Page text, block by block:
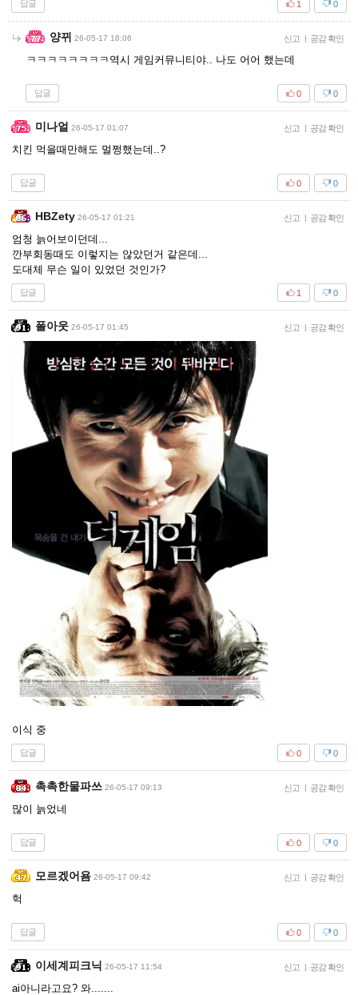
답글 0
1
양뀌 26-05-17 18:06 신고 | 공감 확인
ㅋㅋㅋㅋㅋㅋㅋㅋ역시 게임커뮤니티야.. 나도 어어 했는데
답글 0
0
미나얼 26-05-17 01:07 신고 | 공감 확인
치킨 먹을때만해도 멀쩡했는데..?
답글 0
0
HBZety 26-05-17 01:21 신고 | 공감 확인
엄청 늙어보이던데...
깐부회동때도 이렇지는 않았던거 같은데...
도대체 무슨 일이 있었던 것인가?
답글 0
1
폴아웃 26-05-17 01:45 신고 | 공감 확인
이식 중
답글 0
0
촉촉한물파쓰 26-05-17 09:13 신고 | 공감 확인
많이 늙었네
답글 0
0
모르겠어욤 26-05-17 09:42 신고 | 공감 확인
헉
답글 0
0
이세계피크닉 26-05-17 11:54 신고 | 공감 확인
ai아니라고요? 와.......